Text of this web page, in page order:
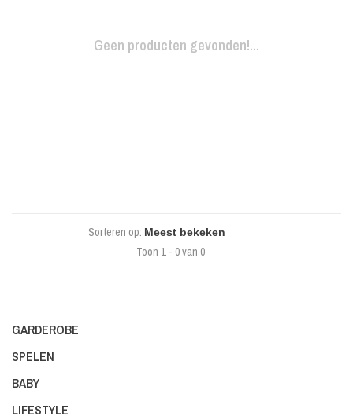
Geen producten gevonden!...
Sorteren op:
Toon 1 - 0 van 0
GARDEROBE
SPELEN
BABY
LIFESTYLE